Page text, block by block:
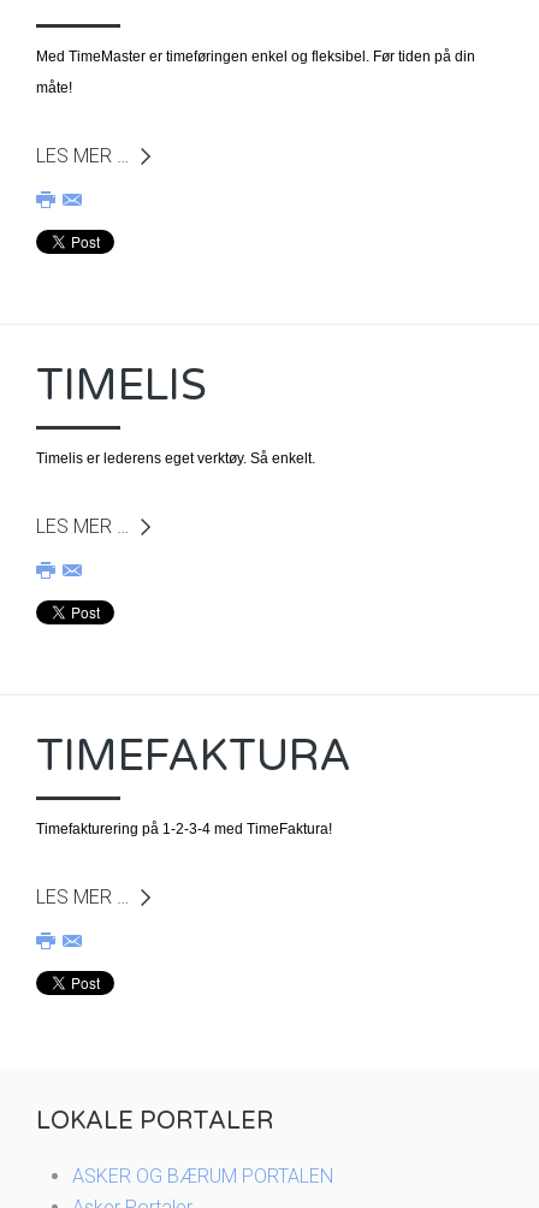
Med TimeMaster er timeføringen enkel og fleksibel. Før tiden på din
måte!
LES MER …
TIMELIS
Timelis er lederens eget verktøy. Så enkelt.
LES MER …
TIMEFAKTURA
Timefakturering på 1-2-3-4 med TimeFaktura!
LES MER …
LOKALE PORTALER
ASKER OG BÆRUM PORTALEN